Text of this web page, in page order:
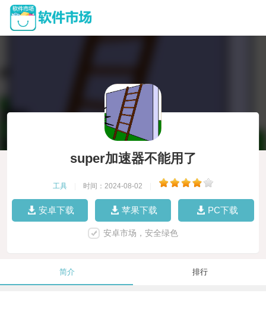
super加速器不能用了
工具 时间：2024-08-02
安卓下载 苹果下载 PC下载
安卓市场，安全绿色
简介 排行